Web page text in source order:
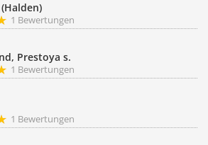
1 Bewertungen
Prestoya s.
1 Bewertungen
1 Bewertungen